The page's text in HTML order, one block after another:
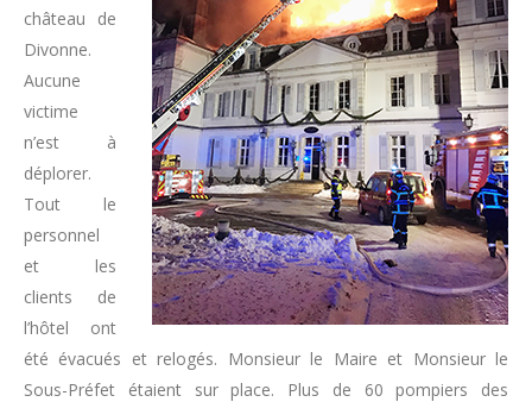
château de
Divonne.
Aucune
victime
n’est à
déplorer.
Tout le
personnel
et les
clients de
l’hôtel ont
été évacués et relogés. Monsieur le Maire et Monsieur le
Sous-Préfet étaient sur place. Plus de 60 pompiers des